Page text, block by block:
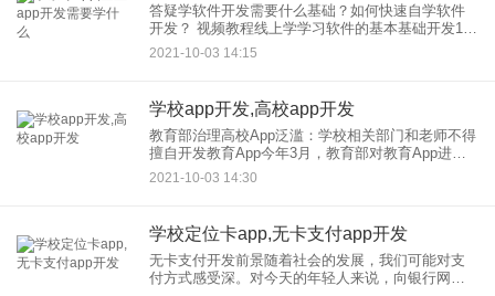
答疑学软件开发需要什么基础？如何快速自学软件
开发？ 视频教程线上学学习软件的基本基础开发1。
基础知识 学习软件开发需要大量处理数学和英语，
所以需要一定的数学和英语基础。有了这个基础，
2021-10-03 14:15
学校app开发,高校app开发
教育部治理高校App泛滥：学校相关部门和老师不得
擅自开发教育App今年3月，教育部对教育App进行
了专项调查，发现开发，少数高校推出的App超过20
款，存在App泛滥的问题。学生需要热水应用程序、
2021-10-03 14:30
学校定位卡app,无卡支付app开发
无卡支付开发前景随着社会的发展，我们可能对支
付方式感受深。对今天的年轻人来说，向银行网点